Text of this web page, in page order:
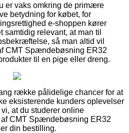
er vaks omkring de primære
betydning for købet, for
e-shoppen kører
samtidig relevant, at man til
så man altid vil
CMT Spændebøsning ER32
til en pige eller dreng.
række pålidelige chancer for at
eksisterende kunders oplevelser
at du studerer online
CMT Spændebøsning ER32
din bestilling.